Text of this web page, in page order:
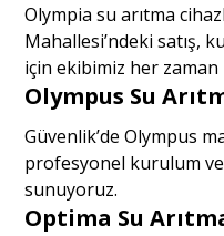
Olympia su arıtma
Mahallesi’ndeki satış,
için ekibimiz her zaman
Olympus Su
Güvenlik’de Olympus
profesyonel kurulum
sunuyoruz.
Optima Su